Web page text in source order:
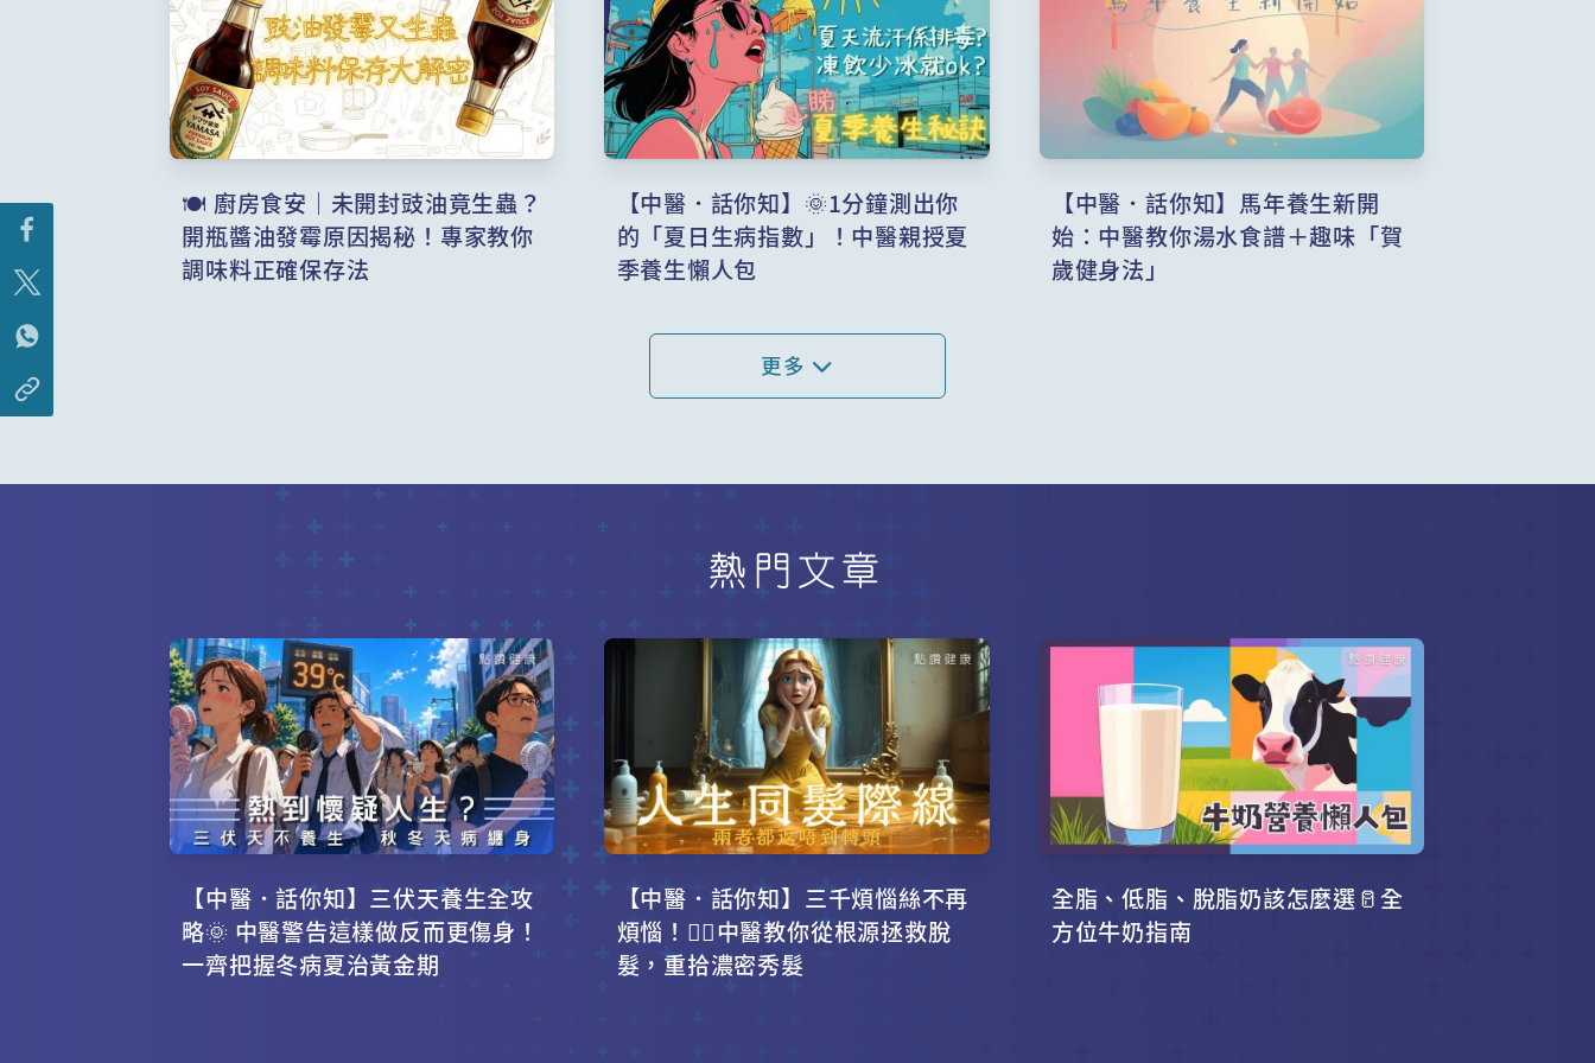
🍽️ 廚房食安｜未開封豉油竟生蟲？
開瓶醬油發霉原因揭秘！專家教你
調味料正確保存法
【中醫．話你知】🌞1分鐘測出你
的「夏日生病指數」！中醫親授夏
季養生懶人包
【中醫．話你知】馬年養生新開
始：中醫教你湯水食譜＋趣味「賀
歲健身法」
更多
熱門文章
【中醫．話你知】三伏天養生全攻
略🌞 中醫警告這樣做反而更傷身！
一齊把握冬病夏治黃金期
【中醫．話你知】三千煩惱絲不再
煩惱！💇‍♂️中醫教你從根源拯救脫
髮，重拾濃密秀髮
全脂、低脂、脫脂奶該怎麼選🥛全
方位牛奶指南